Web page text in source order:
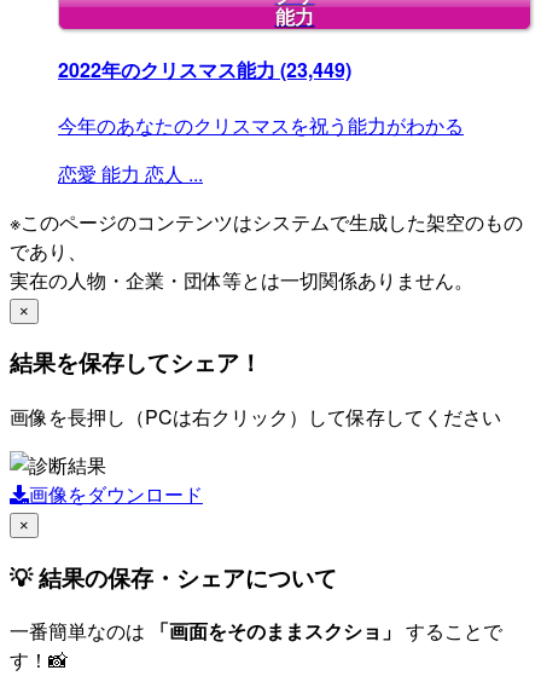
能力
2022年のクリスマス能力 (23,449)
今年のあなたのクリスマスを祝う能力がわかる
恋愛 能力 恋人 ...
※このページのコンテンツはシステムで生成した架空のもの
であり、
実在の人物・企業・団体等とは一切関係ありません。
×
結果を保存してシェア！
画像を長押し（PCは右クリック）して保存してください
画像をダウンロード
×
💡 結果の保存・シェアについて
一番簡単なのは 「画面をそのままスクショ」 することで
す！📸